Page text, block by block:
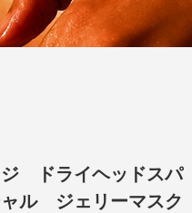
ジ ドライヘッドスパ
ャル ジェリーマスク